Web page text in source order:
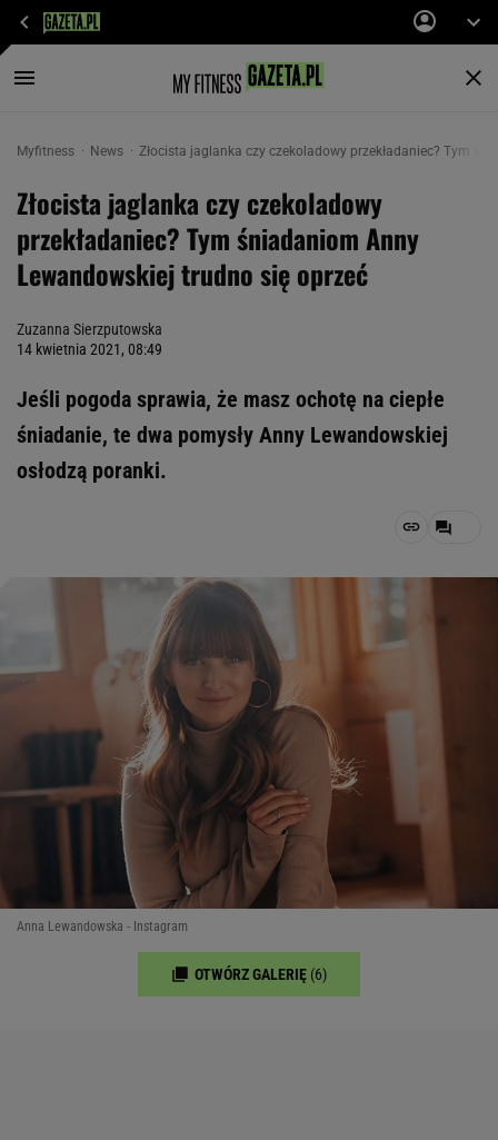
Myfitness News Złocista jaglanka czy czekoladowy przekładaniec? Tym
Złocista jaglanka czy czekoladowy
przekładaniec? Tym śniadaniom Anny
Lewandowskiej trudno się oprzeć
Zuzanna Sierzputowska
14 kwietnia 2021, 08:49
Jeśli pogoda sprawia, że masz ochotę na ciepłe
śniadanie, te dwa pomysły Anny Lewandowskiej
osłodzą poranki.
Anna Lewandowska - Instagram
OTWÓRZ GALERIĘ (6)